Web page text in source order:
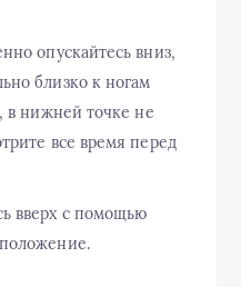
опускайтесь вниз,
близко к ногам
в нижней точке не
все время перед
вверх с помощью